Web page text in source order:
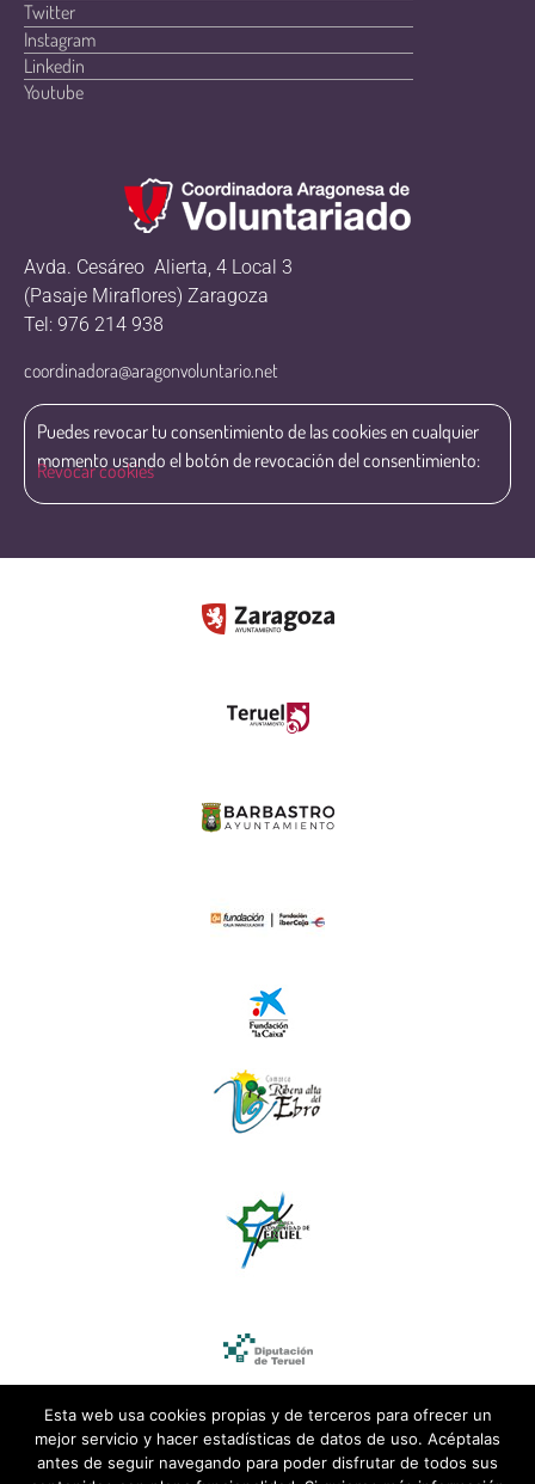
Twitter
Instagram
Linkedin
Youtube
Avda. Cesáreo Alierta, 4 Local 3
(Pasaje Miraflores) Zaragoza
Tel: 976 214 938
coordinadora@aragonvoluntario.net
Puedes revocar tu consentimiento de las cookies en cualquier
momento usando el botón de revocación del consentimiento:
Revocar cookies
Esta web usa cookies propias y de terceros para ofrecer un
mejor servicio y hacer estadísticas de datos de uso. Acéptalas
antes de seguir navegando para poder disfrutar de todos sus